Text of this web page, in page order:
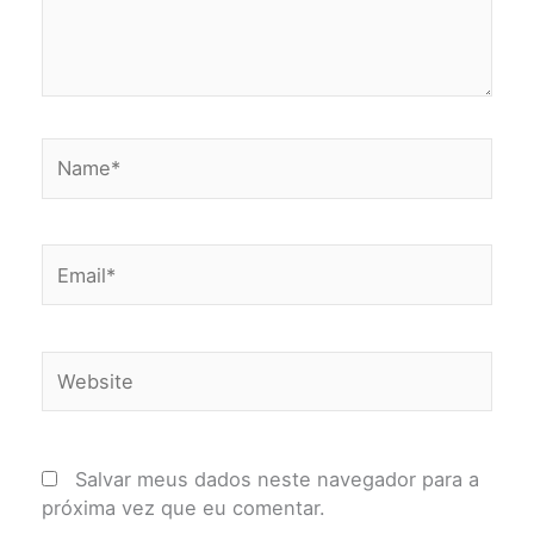
Salvar meus dados neste navegador para a
próxima vez que eu comentar.